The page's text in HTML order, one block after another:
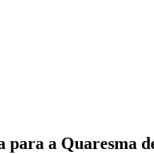
para a Quaresma